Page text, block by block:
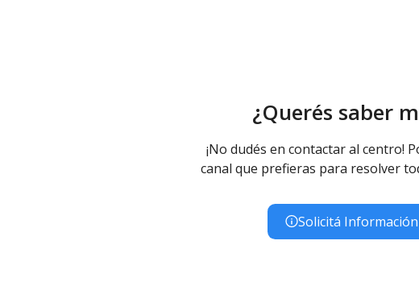
¿Querés saber
¡No dudés en contactar al centro!
canal que prefieras para resolver
Solicitá Información